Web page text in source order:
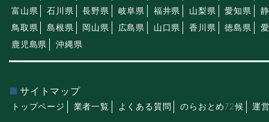
富山県
石川県 長野県 岐阜県 福井県 山梨県 愛知県
鳥取県
島根県 岡山県 広島県 山口県 香川県 徳島県
鹿児島県
沖縄県
サイトマップ
トップページ 業者一覧 よくある質問 のらおとめ72候 運